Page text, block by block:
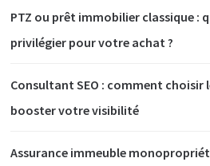
PTZ ou prêt immobilier classique :
privilégier pour votre achat ?
Consultant SEO : comment choisir
booster votre visibilité
Assurance immeuble